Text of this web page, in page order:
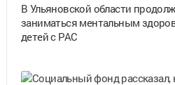
В Ульяновской области
заниматься ментальным
детей с РАС